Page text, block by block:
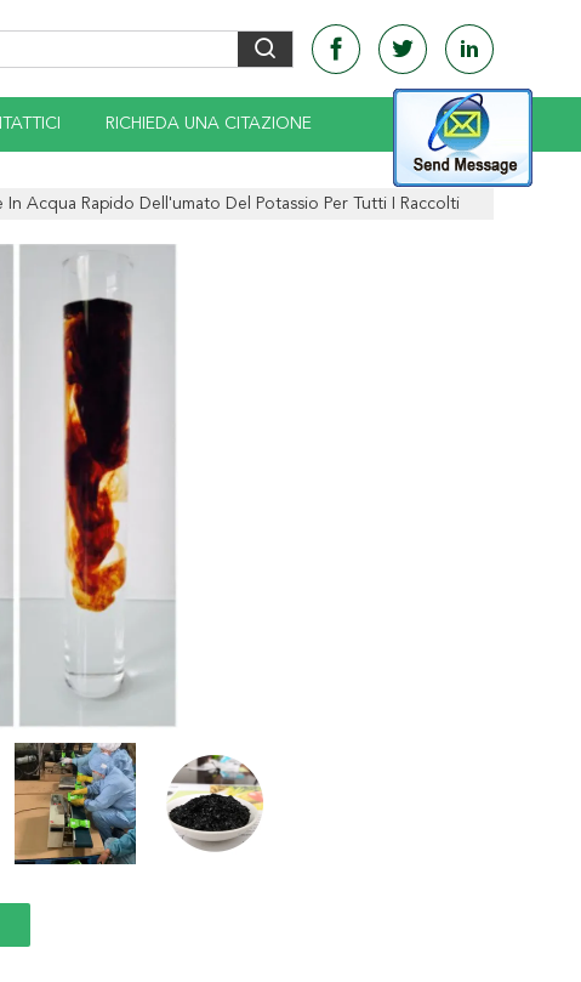
RICHIEDA UNA CITAZIONE
In Acqua Rapido Dell'umato Del Potassio Per Tutti I Raccolti